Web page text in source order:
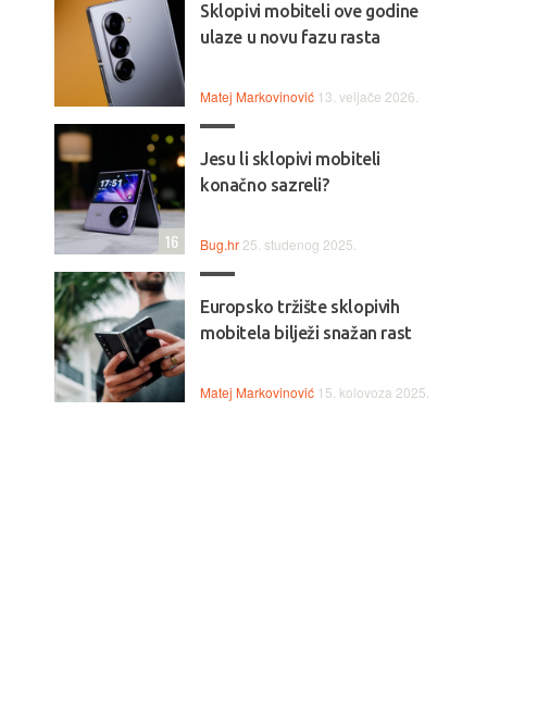
Sklopivi mobiteli ove godine
ulaze u novu fazu rasta
Matej Markovinović 13. veljače 2026.
Jesu li sklopivi mobiteli
konačno sazreli?
Bug.hr 25. studenog 2025.
16
Europsko tržište sklopivih
mobitela bilježi snažan rast
Matej Markovinović 15. kolovoza 2025.